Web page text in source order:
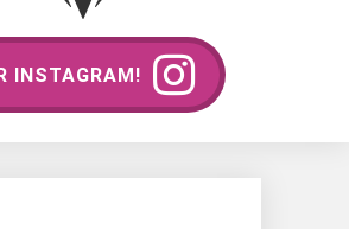
INSTAGRAM!